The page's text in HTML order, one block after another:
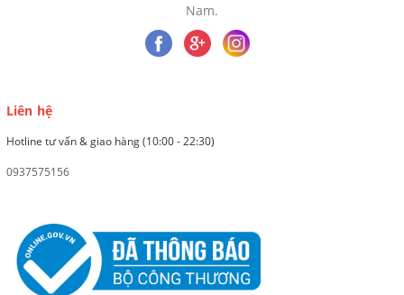
Nam.
Liên hệ
Hotline tư vấn & giao hàng (10:00 - 22:30)
0937575156